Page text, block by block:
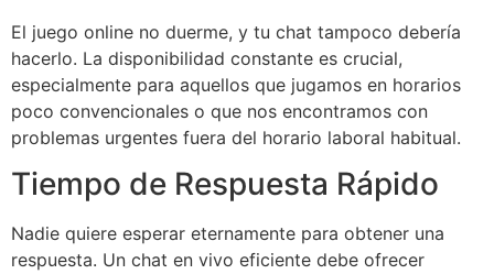
El juego online no duerme, y tu chat tampoco debería
hacerlo. La disponibilidad constante es crucial,
especialmente para aquellos que jugamos en horarios
poco convencionales o que nos encontramos con
problemas urgentes fuera del horario laboral habitual.
Tiempo de Respuesta Rápido
Nadie quiere esperar eternamente para obtener una
respuesta. Un chat en vivo eficiente debe ofrecer